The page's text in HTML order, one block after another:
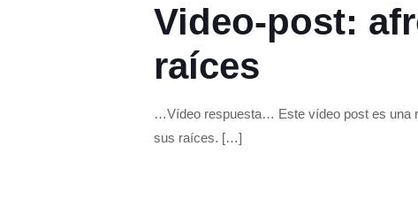
Video-post:
raíces
…Vídeo respuesta… Este vídeo post es una
sus raíces. […]